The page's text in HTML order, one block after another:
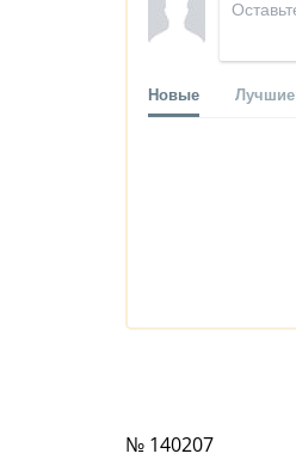
Новые Лучшие
№ 140207